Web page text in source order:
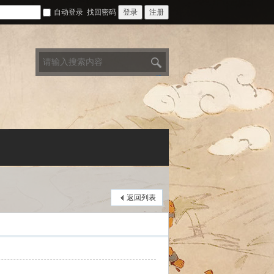
自动登录 找回密码 登录 注册
返回列表